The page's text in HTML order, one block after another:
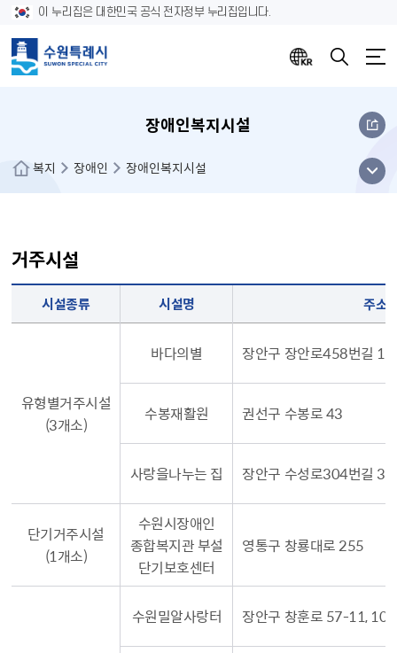
이 누리집은 대한민국 공식 전자정부 누리집입니다.
장애인복지시설
복지 장애인 장애인복지시설
메뉴
열기
거주시설
시설종류 시설명 주소
유형별거주시설
(3개소)
바다의별 장안구 장안로458번길
수봉재활원 권선구 수봉로 43
사랑을나누는 집 장안구 수성로304번길
단기거주시설
(1개소)
수원시장애인
종합복지관 부설
단기보호센터
영통구 창룡대로 255
수원밀알사랑터 장안구 창훈로 57-11,